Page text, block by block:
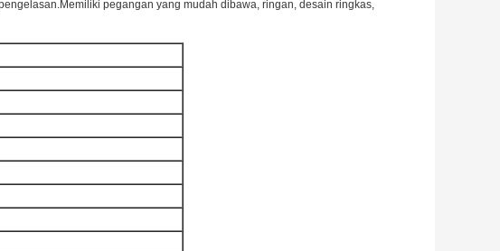
pegangan yang mudah dibawa, ringan, desain ringkas,